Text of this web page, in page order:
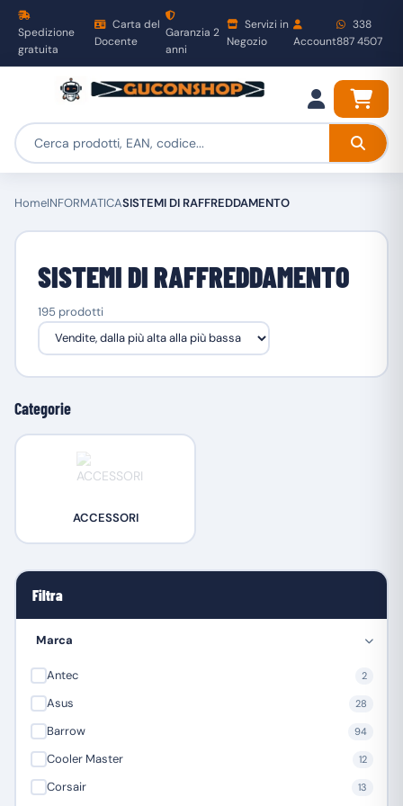
Spedizione
gratuita
Carta del
Docente
Garanzia 2
anni
Servizi in
Negozio
Account
338
887 4507
HomeINFORMATICASISTEMI DI RAFFREDDAMENTO
SISTEMI DI RAFFREDDAMENTO
195 prodotti
Categorie
ACCESSORI
Filtra
Marca
Antec 2
Asus 28
Barrow 94
Cooler Master 12
Corsair 13